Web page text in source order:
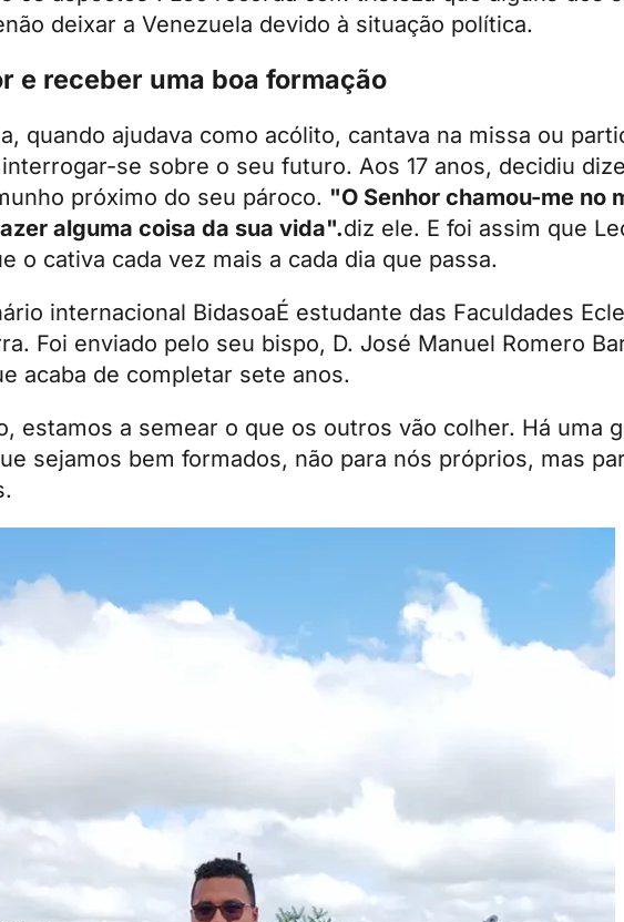
deixar a Venezuela devido à situação política.
e receber uma boa formação
quando ajudava como acólito, cantava na missa ou
se sobre o seu futuro. Aos 17 anos, decidiu
próximo do seu pároco. "O Senhor chamou-me no
alguma coisa da sua vida".diz ele. E foi assim que
o cativa cada vez mais a cada dia que passa.
internacional BidasoaÉ estudante das Faculdades
Foi enviado pelo seu bispo, D. José Manuel Romero
acaba de completar sete anos.
estamos a semear o que os outros vão colher. Há uma
sejamos bem formados, não para nós próprios, mas